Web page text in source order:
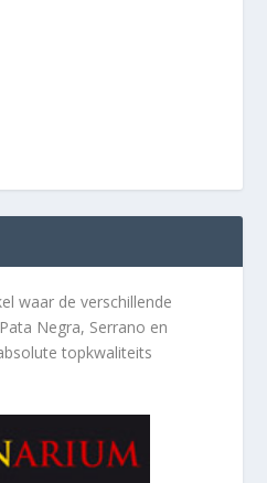
waar de verschillende
Negra, Serrano en
topkwaliteits